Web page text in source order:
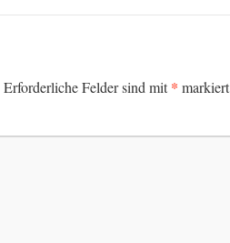
Erforderliche Felder sind mit* markiert